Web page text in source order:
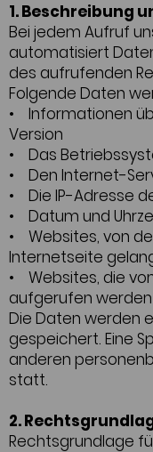
1. Beschreibung
Bei jedem Aufruf
automatisiert
des aufrufenden
Folgende Daten
• Informationen
Version
• Das
• Den Internet-
• Die IP-Adresse
• Datum und
• Websites, von
Internetseite
• Websites, die
aufgerufen werden
Die Daten werden
gespeichert. Eine
anderen
statt.
2.
Rechtsgrundlage